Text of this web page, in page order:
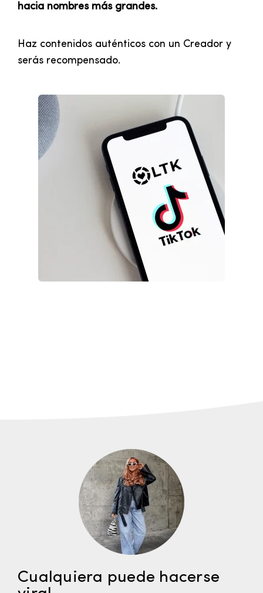
hacia nombres más grandes.
Haz contenidos auténticos con un Creador y
serás recompensado.
Cualquiera puede hacerse